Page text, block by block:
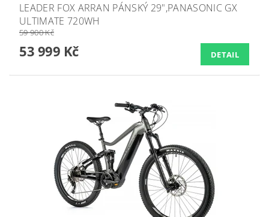
LEADER FOX ARRAN PÁNSKÝ 29",PANASONIC GX
ULTIMATE 720WH
59 900 Kč
53 999 Kč DETAIL